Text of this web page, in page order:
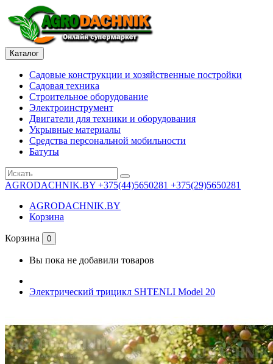
Каталог
Садовые конструкции и хозяйственные постройки
Садовая техника
Строительное оборудование
Электроинструмент
Двигатели для техники и оборудования
Укрывные материалы
Средства персональной мобильности
Батуты
AGRODACHNIK.BY +375(44)5650281 +375(29)5650281
AGRODACHNIK.BY
Корзина
Корзина 0
Вы пока не добавили товаров
Электрический трицикл SHTENLI Model 20